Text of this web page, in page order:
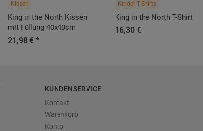
Kissen
King in the North Kissen
mit Füllung 40x40cm
21,98 € *
Kinder T-Shirts
King in the North T-Shirt
16,30 €
KUNDENSERVICE
Kontakt
Warenkorb
Konto